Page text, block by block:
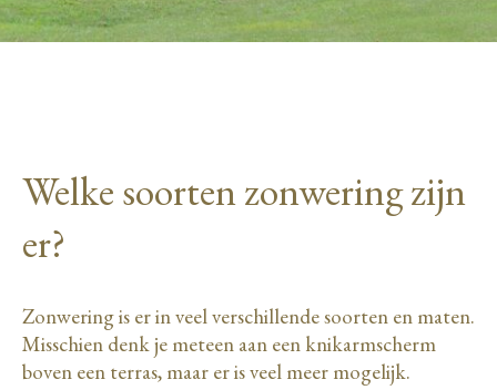
Welke soorten zonwering zijn
er?
Zonwering is er in veel verschillende soorten en maten.
Misschien denk je meteen aan een knikarmscherm
boven een terras, maar er is veel meer mogelijk.